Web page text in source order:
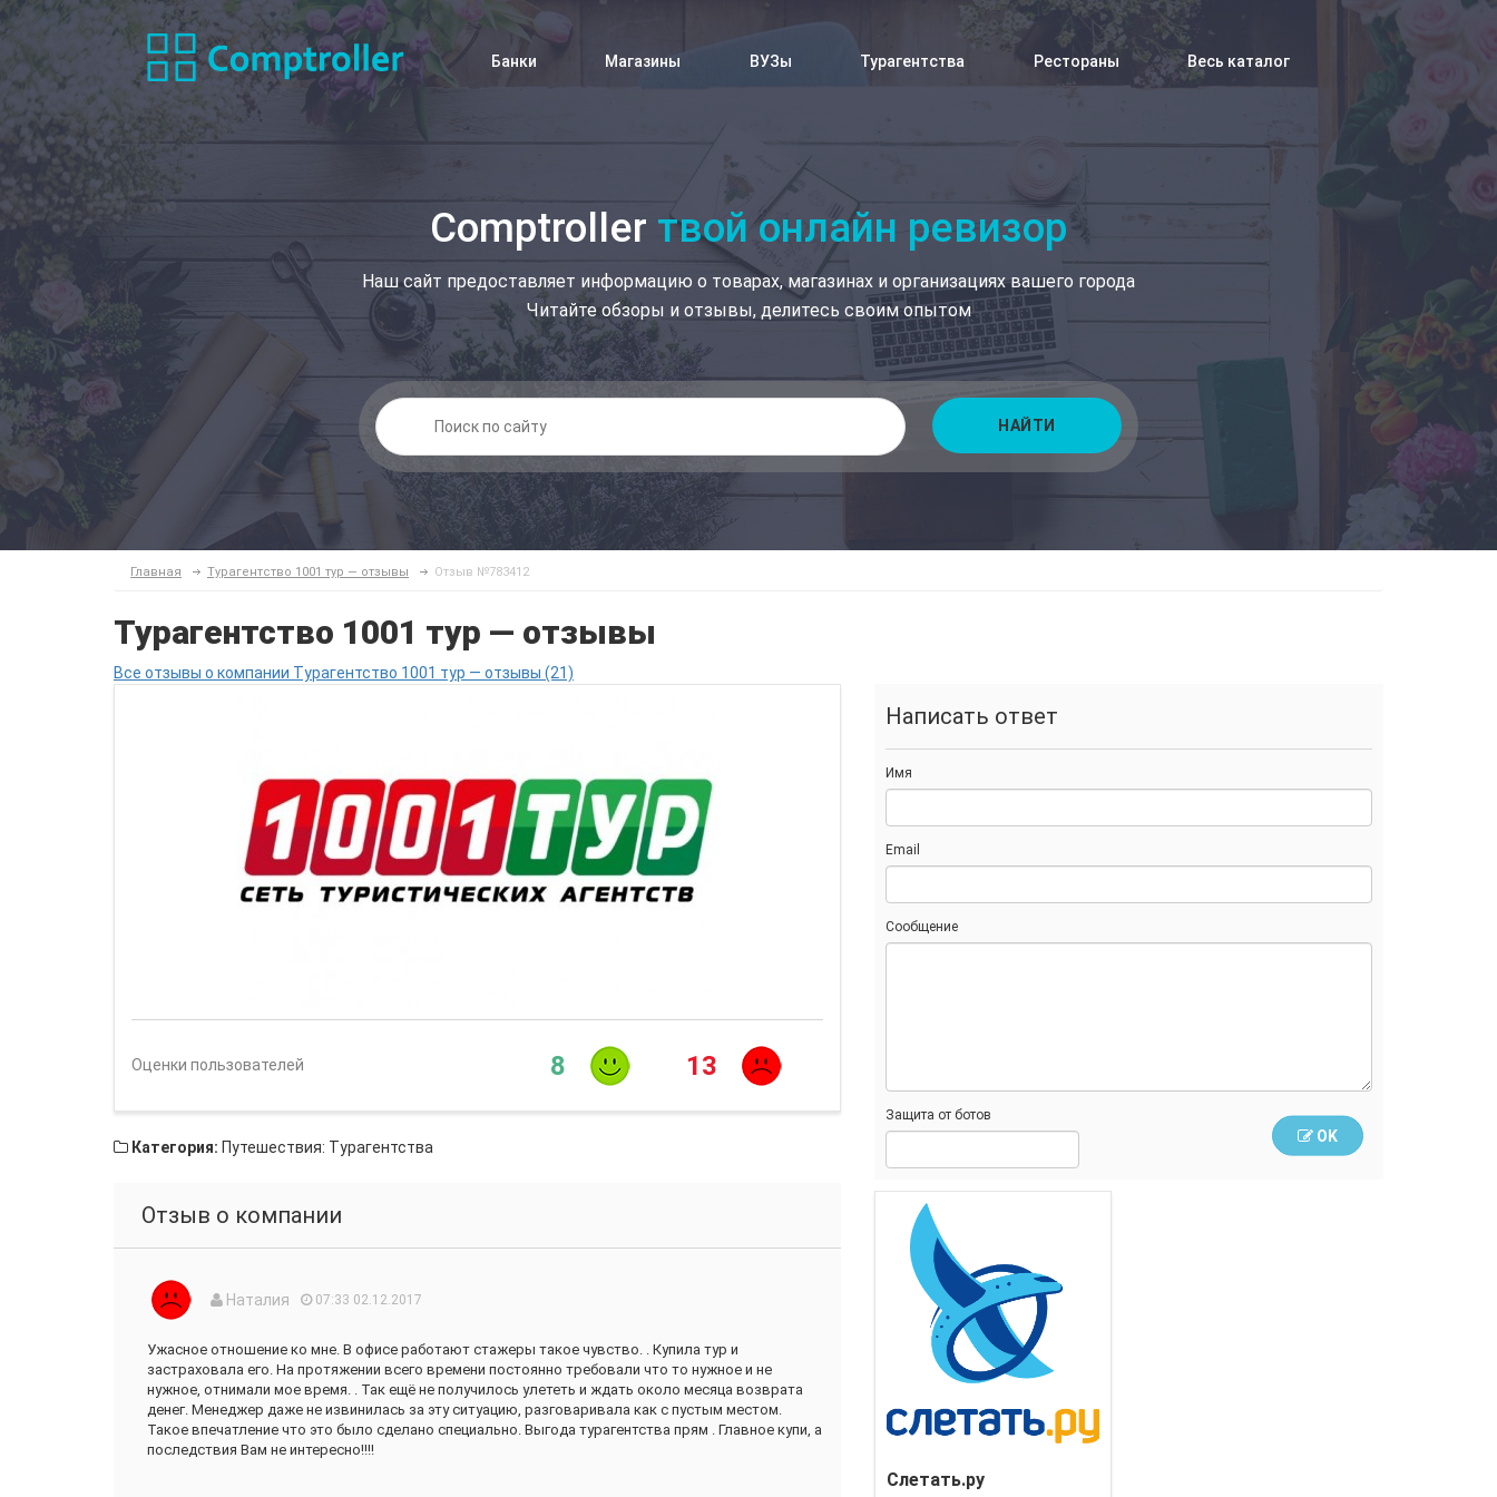
Банки Магазины ВУЗы Турагентства Рестораны Весь каталог
Comptroller твой онлайн ревизор
Наш сайт предоставляет информацию о товарах, магазинах и организациях вашего города
Читайте обзоры и отзывы, делитесь своим опытом
НАЙТИ
Главная Турагентство 1001 тур — отзывы Отзыв №783412
Турагентство 1001 тур — отзывы
Все отзывы о компании Турагентство 1001 тур — отзывы (21)
Оценки пользователей 8 13
Категория: Путешествия: Турагентства
Отзыв о компании
Наталия 07:33 02.12.2017
Ужасное отношение ко мне. В офисе работают стажеры такое чувство. . Купила тур и
застраховала его. На протяжении всего времени постоянно требовали что то нужное и не
нужное, отнимали мое время. . Так ещё не получилось улететь и ждать около месяца возврата
денег. Менеджер даже не извинилась за эту ситуацию, разговаривала как с пустым местом.
Такое впечатление что это было сделано специально. Выгода турагентства прям . Главное купи, а
последствия Вам не интересно!!!!
Написать ответ
Имя
Email
Сообщение
Защита от ботов
OK
Слетать.ру